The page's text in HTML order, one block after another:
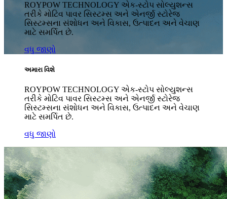
ROYPOW TECHNOLOGY એક-સ્ટોપ સોલ્યુશન્સ
તરીકે મોટિવ પાવર સિસ્ટમ્સ અને એનર્જી સ્ટોરેજ
સિસ્ટમ્સના સંશોધન અને વિકાસ, ઉત્પાદન અને વેચાણ
માટે સમર્પિત છે.
વધુ જાણો
અમારા વિશે
ROYPOW TECHNOLOGY એક-સ્ટોપ સોલ્યુશન્સ
તરીકે મોટિવ પાવર સિસ્ટમ્સ અને એનર્જી સ્ટોરેજ
સિસ્ટમ્સના સંશોધન અને વિકાસ, ઉત્પાદન અને વેચાણ
માટે સમર્પિત છે.
વધુ જાણો